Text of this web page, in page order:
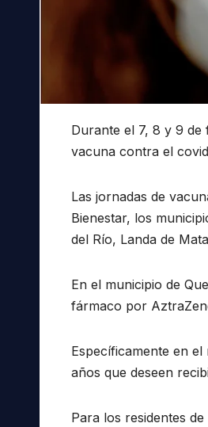
Durante el 7, 8 y 9 de
vacuna contra el
Las jornadas de
Bienestar, los
del Río, Landa de
En el municipio de
fármaco por
Específicamente en
años que deseen
Para los residentes